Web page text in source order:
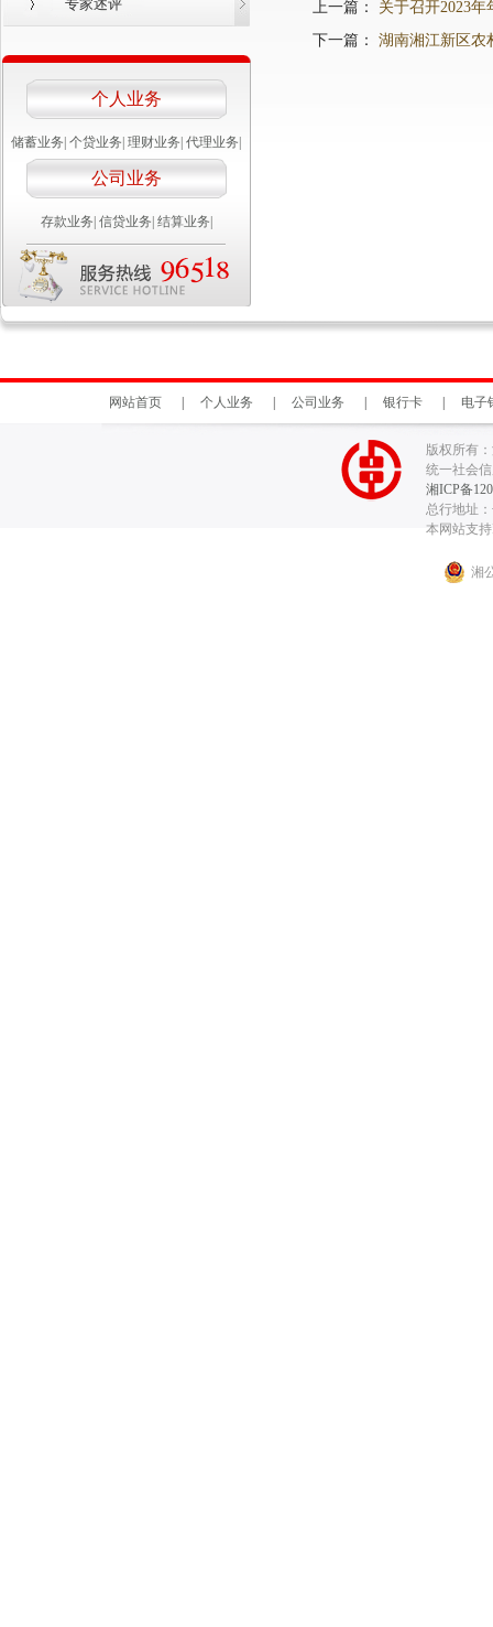
专家述评
个人业务
储蓄业务 个贷业务 理财业务 代理业务
公司业务
存款业务 信贷业务 结算业务
上一篇： 关于召开2023
下一篇： 湖南湘江新区农
网站首页 个人业务 公司业务 银行卡 电子
版权所有
统一社会信
湘ICP备
总行地址
本网站支
湘